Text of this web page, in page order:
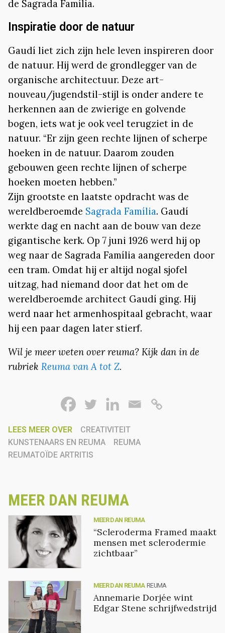
de Sagrada Família.
Inspiratie door de natuur
Gaudí liet zich zijn hele leven inspireren door
de natuur. Hij werd de grondlegger van de
organische architectuur. Deze art-
nouveau/jugendstil-stijl is onder andere te
herkennen aan de zwierige en golvende
bogen, iets wat je ook veel terugziet in de
natuur. “Er zijn geen rechte lijnen of scherpe
hoeken in de natuur. Daarom zouden
gebouwen geen rechte lijnen of scherpe
hoeken moeten hebben.”
Zijn grootste en laatste opdracht was de
wereldberoemde Sagrada Família. Gaudí
werkte dag en nacht aan de bouw van deze
gigantische kerk. Op 7 juni 1926 werd hij op
weg naar de Sagrada Família aangereden door
een tram. Omdat hij er altijd nogal sjofel
uitzag, had niemand door dat het om de
wereldberoemde architect Gaudí ging. Hij
werd naar het armenhospitaal gebracht, waar
hij een paar dagen later stierf.
Wil je meer weten over reuma? Kijk dan in de
rubriek Reuma van A tot Z.
LEES MEER OVER
CREATIVITEIT
KUNSTENAARS EN REUMA
REUMA
REUMATOÏDE ARTRITIS
MEER DAN REUMA
MEER DAN REUMA
“Scleroderma Framed maakt
mensen met sclerodermie
zichtbaar”
MEER DAN REUMA REUMA
Annemarie Dorjée wint
Edgar Stene schrijfwedstrijd